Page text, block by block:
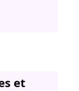
et